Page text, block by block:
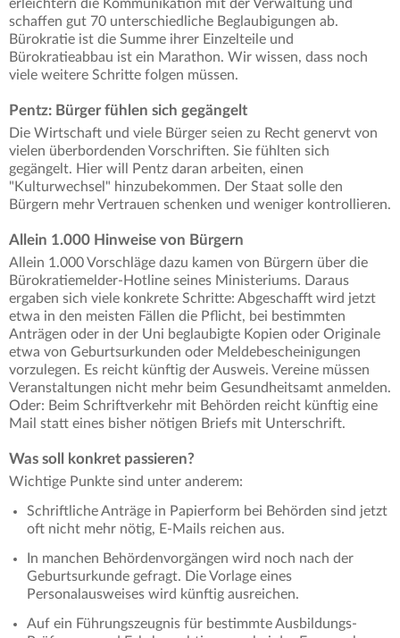
erleichtern die Kommunikation mit der Verwaltung und
schaffen gut 70 unterschiedliche Beglaubigungen ab.
Bürokratie ist die Summe ihrer Einzelteile und
Bürokratieabbau ist ein Marathon. Wir wissen, dass noch
viele weitere Schritte folgen müssen.
Pentz: Bürger fühlen sich gegängelt
Die Wirtschaft und viele Bürger seien zu Recht genervt von
vielen überbordenden Vorschriften. Sie fühlten sich
gegängelt. Hier will Pentz daran arbeiten, einen
"Kulturwechsel" hinzubekommen. Der Staat solle den
Bürgern mehr Vertrauen schenken und weniger kontrollieren.
Allein 1.000 Hinweise von Bürgern
Allein 1.000 Vorschläge dazu kamen von Bürgern über die
Bürokratiemelder-Hotline seines Ministeriums. Daraus
ergaben sich viele konkrete Schritte: Abgeschafft wird jetzt
etwa in den meisten Fällen die Pflicht, bei bestimmten
Anträgen oder in der Uni beglaubigte Kopien oder Originale
etwa von Geburtsurkunden oder Meldebescheinigungen
vorzulegen. Es reicht künftig der Ausweis. Vereine müssen
Veranstaltungen nicht mehr beim Gesundheitsamt anmelden.
Oder: Beim Schriftverkehr mit Behörden reicht künftig eine
Mail statt eines bisher nötigen Briefs mit Unterschrift.
Was soll konkret passieren?
Wichtige Punkte sind unter anderem:
Schriftliche Anträge in Papierform bei Behörden sind jetzt
oft nicht mehr nötig, E-Mails reichen aus.
In manchen Behördenvorgängen wird noch nach der
Geburtsurkunde gefragt. Die Vorlage eines
Personalausweises wird künftig ausreichen.
Auf ein Führungszeugnis für bestimmte Ausbildungs-